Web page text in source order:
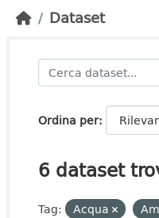
Dataset
Ordina per
6 dataset
Tag: Acqua